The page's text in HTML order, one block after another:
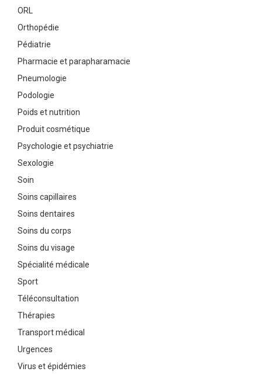
ORL
Orthopédie
Pédiatrie
Pharmacie et parapharamacie
Pneumologie
Podologie
Poids et nutrition
Produit cosmétique
Psychologie et psychiatrie
Sexologie
Soin
Soins capillaires
Soins dentaires
Soins du corps
Soins du visage
Spécialité médicale
Sport
Téléconsultation
Thérapies
Transport médical
Urgences
Virus et épidémies